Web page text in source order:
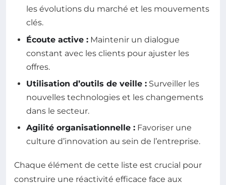
les évolutions du marché et les mouvements
clés.
Écoute active : Maintenir un dialogue
constant avec les clients pour ajuster les
offres.
Utilisation d’outils de veille : Surveiller les
nouvelles technologies et les changements
dans le secteur.
Agilité organisationnelle : Favoriser une
culture d’innovation au sein de l’entreprise.
Chaque élément de cette liste est crucial pour
construire une réactivité efficace face aux